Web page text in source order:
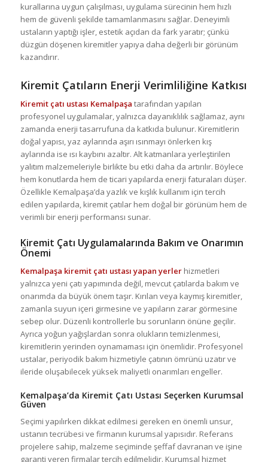
kurallarına uygun çalışılması, uygulama sürecinin hem hızlı
hem de güvenli şekilde tamamlanmasını sağlar. Deneyimli
ustaların yaptığı işler, estetik açıdan da fark yaratır; çünkü
düzgün döşenen kiremitler yapıya daha değerli bir görünüm
kazandırır.
Kiremit Çatıların Enerji Verimliliğine Katkısı
Kiremit çatı ustası Kemalpaşa tarafından yapılan
profesyonel uygulamalar, yalnızca dayanıklılık sağlamaz, aynı
zamanda enerji tasarrufuna da katkıda bulunur. Kiremitlerin
doğal yapısı, yaz aylarında aşırı ısınmayı önlerken kış
aylarında ise ısı kaybını azaltır. Alt katmanlara yerleştirilen
yalıtım malzemeleriyle birlikte bu etki daha da artırılır. Böylece
hem konutlarda hem de ticari yapılarda enerji faturaları düşer.
Özellikle Kemalpaşa’da yazlık ve kışlık kullanım için tercih
edilen yapılarda, kiremit çatılar hem doğal bir görünüm hem de
verimli bir enerji performansı sunar.
Kiremit Çatı Uygulamalarında Bakım ve Onarımın
Önemi
Kemalpaşa kiremit çatı ustası yapan yerlerhizmetleri
yalnızca yeni çatı yapımında değil, mevcut çatılarda bakım ve
onarımda da büyük önem taşır. Kırılan veya kaymış kiremitler,
zamanla suyun içeri girmesine ve yapıların zarar görmesine
sebep olur. Düzenli kontrollerle bu sorunların önüne geçilir.
Ayrıca yoğun yağışlardan sonra olukların temizlenmesi,
kiremitlerin yerinden oynamaması için önemlidir. Profesyonel
ustalar, periyodik bakım hizmetiyle çatının ömrünü uzatır ve
ileride oluşabilecek yüksek maliyetli onarımları engeller.
Kemalpaşa’da Kiremit Çatı Ustası Seçerken Kurumsal
Güven
Seçimi yapılırken dikkat edilmesi gereken en önemli unsur,
ustanın tecrübesi ve firmanın kurumsal yapısıdır. Referans
projelere sahip, malzeme seçiminde şeffaf davranan ve işine
garanti veren firmalar tercih edilmelidir. Kurumsal hizmet